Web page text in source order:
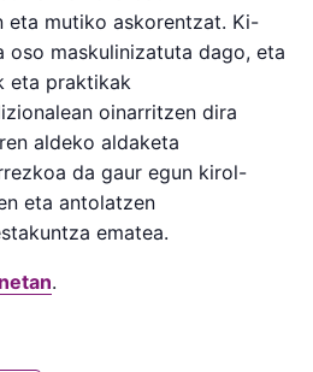
eta mutiko askorentzat. Ki-
oso maskulinizatuta dago, eta
eta praktikak
oinarritzen dira
aldeko aldaketa
da gaur egun kirol-
eta antolatzen
ematea.
.